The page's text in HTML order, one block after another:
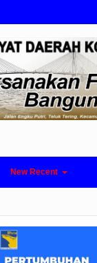
New Recent